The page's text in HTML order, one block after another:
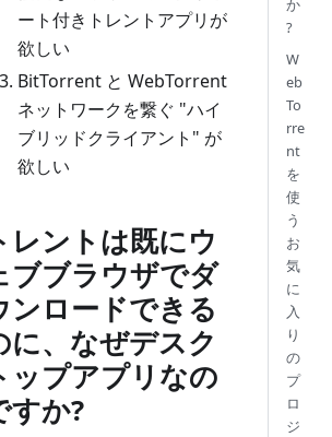
ート付きトレントアプリが
欲しい
BitTorrent と WebTorrent
ネットワークを繋ぐ "ハイ
ブリッドクライアント" が
欲しい
レントは既にウ
ブブラウザでダ
ンロードできる
に、なぜデスク
ップアプリなの
すか?
か
?
W
eb
To
rre
nt
を
使
う
お
気
に
入
り
の
プ
ロ
ジ